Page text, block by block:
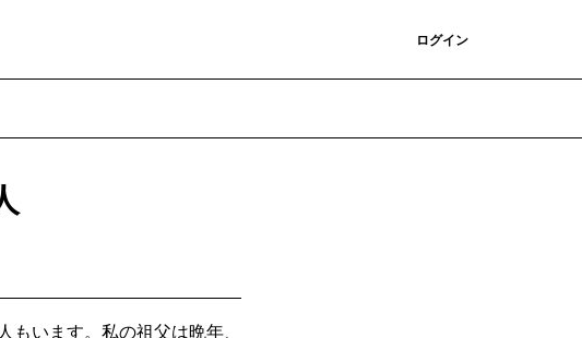
ログイン
います。私の祖父は晩年、